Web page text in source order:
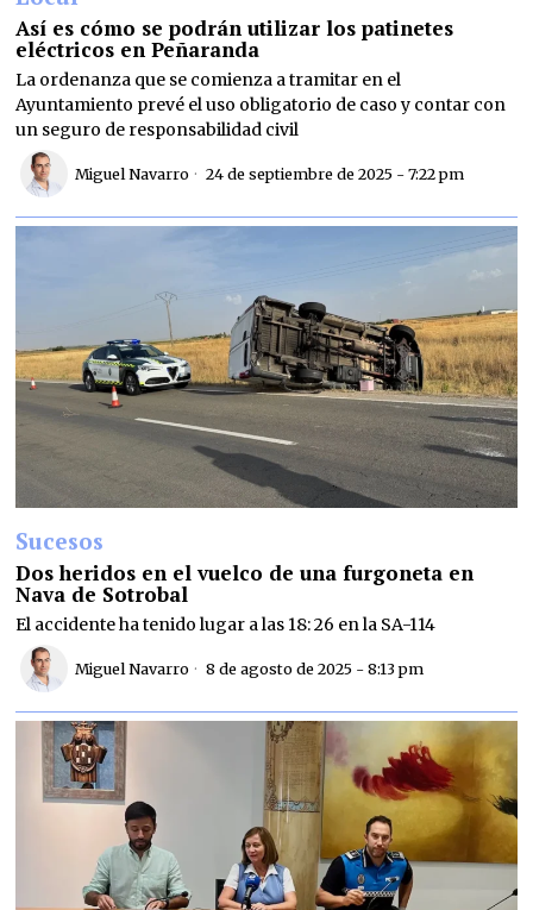
Así es cómo se podrán utilizar los patinetes
eléctricos en Peñaranda
La ordenanza que se comienza a tramitar en el
Ayuntamiento prevé el uso obligatorio de caso y contar con
un seguro de responsabilidad civil
Miguel Navarro 24 de septiembre de 2025 - 7:22 pm
Sucesos
Dos heridos en el vuelco de una furgoneta en
Nava de Sotrobal
El accidente ha tenido lugar a las 18: 26 en la SA-114
Miguel Navarro 8 de agosto de 2025 - 8:13 pm